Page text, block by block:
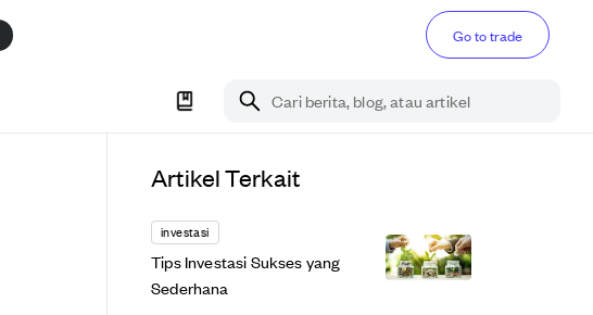
Go to trade
Cari berita, blog, atau artikel
Artikel Terkait
investasi
Tips Investasi Sukses yang
Sederhana